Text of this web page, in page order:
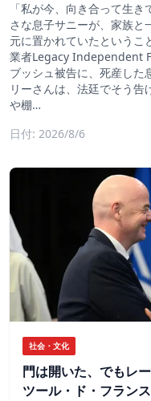
「私が今、向き合って生
さな息子サニーが、家族
元に置かれていたというこ
業者Legacy Independent
ブッシュ被告に、死産した
リーさんは、法廷でそう
や棚…
日付: 2026/8/6
社会・文化
門は開いた、でもレ
ツール・ド・フラン